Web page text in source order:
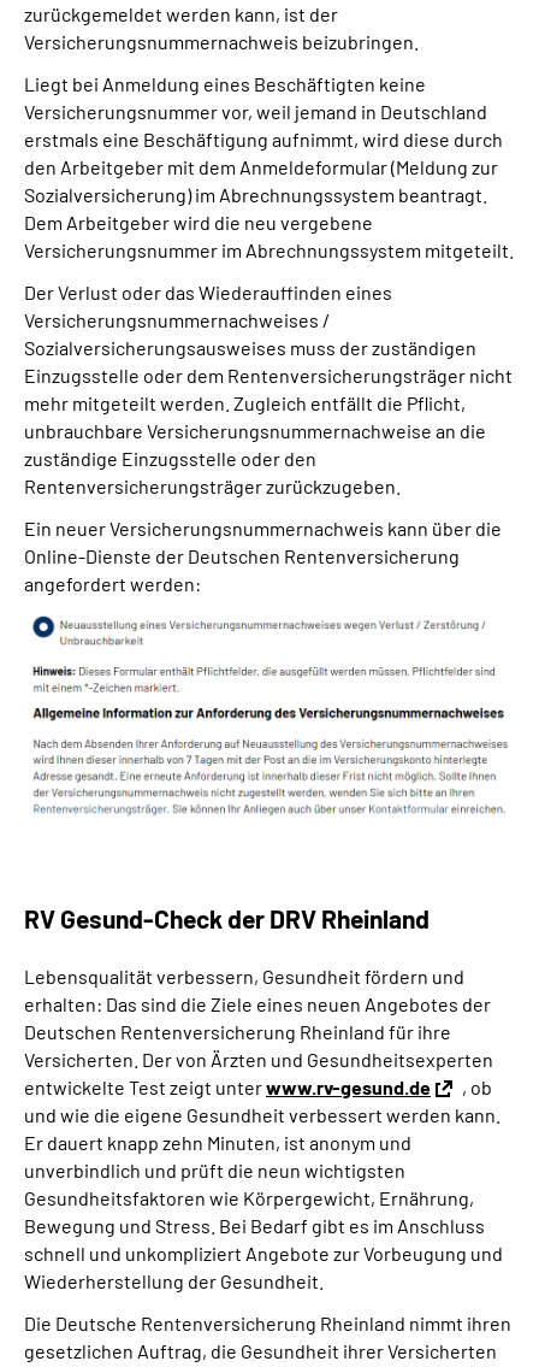
zurückgemeldet werden kann, ist der
Versicherungsnummernachweis beizubringen.
Liegt bei Anmeldung eines Beschäftigten keine
Versicherungsnummer vor, weil jemand in Deutschland
erstmals eine Beschäftigung aufnimmt, wird diese durch
den Arbeitgeber mit dem Anmeldeformular (Meldung zur
Sozialversicherung) im Abrechnungssystem beantragt.
Dem Arbeitgeber wird die neu vergebene
Versicherungsnummer im Abrechnungssystem mitgeteilt.
Der Verlust oder das Wiederauffinden eines
Versicherungsnummernachweises /
Sozialversicherungsausweises muss der zuständigen
Einzugsstelle oder dem Rentenversicherungsträger nicht
mehr mitgeteilt werden. Zugleich entfällt die Pflicht,
unbrauchbare Versicherungsnummernachweise an die
zuständige Einzugsstelle oder den
Rentenversicherungsträger zurückzugeben.
Ein neuer Versicherungsnummernachweis kann über die
Online-Dienste der Deutschen Rentenversicherung
angefordert werden:
RV Gesund-Check der DRV Rheinland
Lebensqualität verbessern, Gesundheit fördern und
erhalten: Das sind die Ziele eines neuen Angebotes der
Deutschen Rentenversicherung Rheinland für ihre
Versicherten. Der von Ärzten und Gesundheitsexperten
entwickelte Test zeigt unterwww.rv-gesund.de
, ob
und wie die eigene Gesundheit verbessert werden kann.
Er dauert knapp zehn Minuten, ist anonym und
unverbindlich und prüft die neun wichtigsten
Gesundheitsfaktoren wie Körpergewicht, Ernährung,
Bewegung und Stress. Bei Bedarf gibt es im Anschluss
schnell und unkompliziert Angebote zur Vorbeugung und
Wiederherstellung der Gesundheit.
Die Deutsche Rentenversicherung Rheinland nimmt ihren
gesetzlichen Auftrag, die Gesundheit ihrer Versicherten